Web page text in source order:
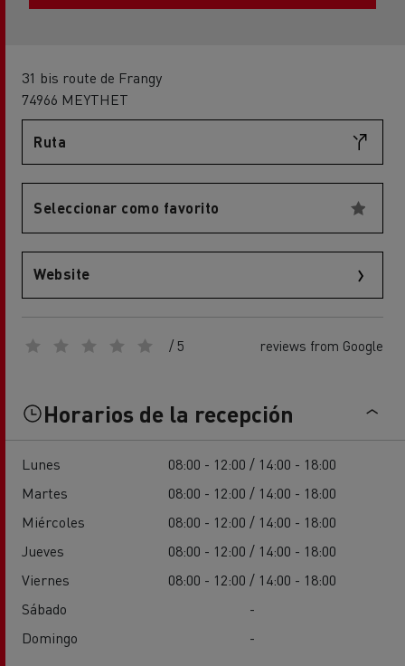
31 bis route de Frangy
74966 MEYTHET
Ruta
Seleccionar como favorito
Website
/ 5 reviews from Google
Horarios de la recepción
Lunes
08:00 - 12:00 / 14:00 - 18:00
Martes
08:00 - 12:00 / 14:00 - 18:00
Miércoles
08:00 - 12:00 / 14:00 - 18:00
Jueves
08:00 - 12:00 / 14:00 - 18:00
Viernes
08:00 - 12:00 / 14:00 - 18:00
Sábado
-
Domingo
-